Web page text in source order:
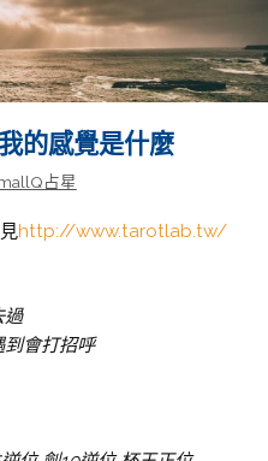
的感覺是什麼
占星
http://www.tarotlab.tw/
過
到會打招呼